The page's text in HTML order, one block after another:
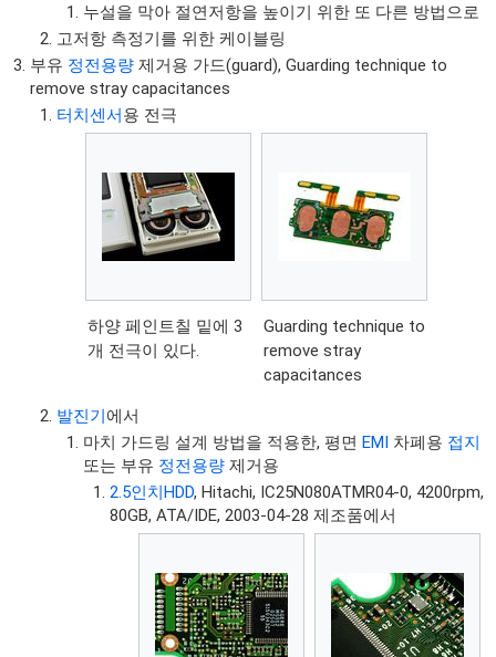
누설을 막아 절연저항을 높이기 위한 또 다른 방법으로
고저항 측정기를 위한 케이블링
부유 정전용량 제거용 가드(guard), Guarding technique to
remove stray capacitances
터치센서용 전극
하양 페인트칠 밑에 3
개 전극이 있다.
Guarding technique to
remove stray
capacitances
발진기에서
마치 가드링 설계 방법을 적용한, 평면EMI 차폐용 접지
또는 부유 정전용량 제거용
2.5인치HDD, Hitachi, IC25N080ATMR04-0, 4200rpm,
80GB, ATA/IDE, 2003-04-28 제조품에서